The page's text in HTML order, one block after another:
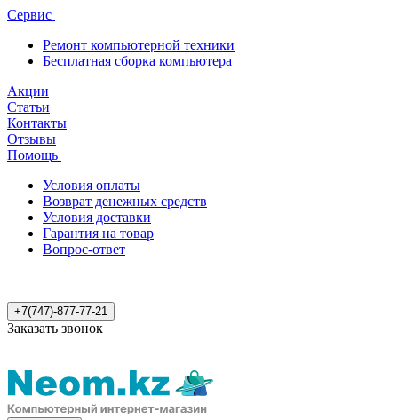
Сервис
Ремонт компьютерной техники
Бесплатная сборка компьютера
Акции
Статьи
Контакты
Отзывы
Помощь
Условия оплаты
Возврат денежных средств
Условия доставки
Гарантия на товар
Вопрос-ответ
+7(747)-877-77-21
Заказать звонок